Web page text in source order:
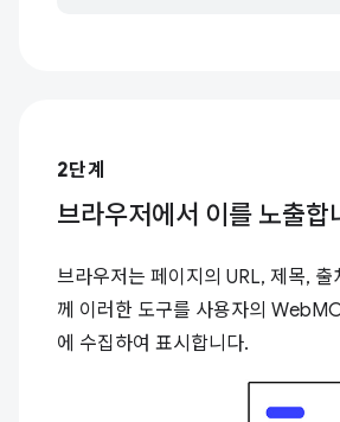
2단계
브라우저에서 이를 노출합
브라우저는 페이지의 URL, 제목,
께 이러한 도구를 사용자의
에 수집하여 표시합니다.